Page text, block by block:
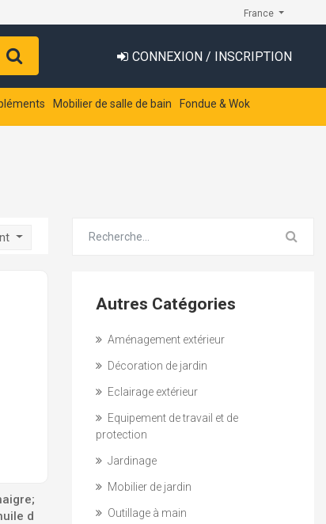
France
CONNEXION / INSCRIPTION
Mobilier de salle de bain Fondue & Wok
Autres Catégories
Aménagement extérieur
Décoration de jardin
Eclairage extérieur
Equipement de travail et de
protection
Jardinage
Mobilier de jardin
Outillage à main
d